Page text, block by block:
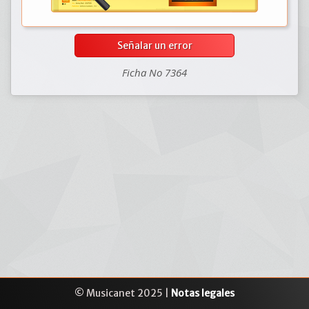
Señalar un error
Ficha No 7364
© Musicanet 2025 | Notas legales